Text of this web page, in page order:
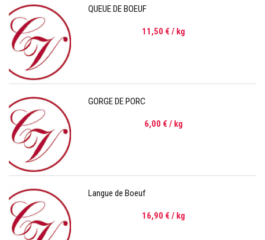
QUEUE DE BOEUF
11,50 € / kg
GORGE DE PORC
6,00 € / kg
Langue de Boeuf
16,90 € / kg